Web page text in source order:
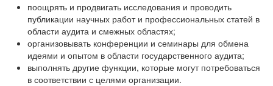
поощрять и продвигать исследования и проводить
публикации научных работ и профессиональных статей в
области аудита и смежных областях;
организовывать конференции и семинары для обмена
идеями и опытом в области государственного аудита;
выполнять другие функции, которые могут потребоваться
в соответствии с целями организации.